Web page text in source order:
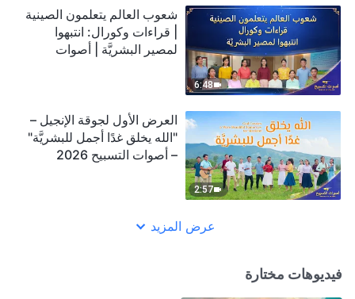
6:48
شعوب العالم يتعلمون الصينية
| قراءات وكورال: انتبهوا
لمصير البشريَّة | أصوات
2:57
العرض الأول لجوقة الإنجيل –
"الله يخلق غدًا أجمل للبشريَّة"
– أصوات التسبيح 2026
عرض المزيد
فيديوهات مختارة